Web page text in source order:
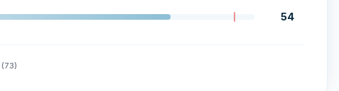
54
(73)